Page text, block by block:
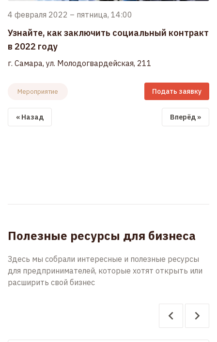
4 февраля 2022 – пятница, 14:00
Узнайте, как заключить социальный контракт
в 2022 году
г. Самара, ул. Молодогвардейская, 211
Мероприятие Подать заявку
« Назад Вперёд »
Полезные ресурсы для бизнеса
Здесь мы собрали интересные и полезные ресурсы
для предпринимателей, которые хотят открыть или
расширить свой бизнес